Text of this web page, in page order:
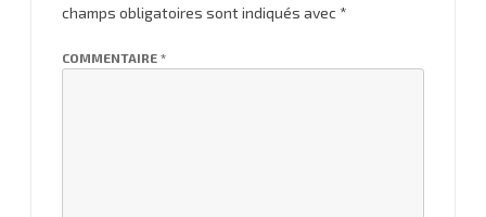
champs obligatoires sont indiqués avec *
COMMENTAIRE *